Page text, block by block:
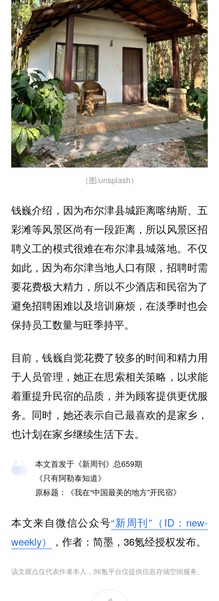
（图/unsplash）
钱巍介绍，因为布尔津县城距离喀纳斯、五
彩滩等风景区尚有一段距离，所以风景区招
聘义工的模式很难在布尔津县城落地。不仅
如此，因为布尔津当地人口有限，招聘时需
要花费极大精力，所以不少酒店和民宿为了
避免招聘困难以及培训麻烦，在淡季时也会
保持员工数量与旺季持平。
目前，钱巍自觉花费了较多的时间和精力用
于人员管理，她正在思索相关策略，以求能
着重提升民宿的品质，并为顾客提供更优服
务。同时，她还表示自己最喜欢的是家乡，
也计划在家乡继续生活下去。
本文首发于《新周刊》总659期
《只有阿勒泰知道》
原标题：《我在“中国最美的地方”开民宿》
本文来自微信公众号“新周刊”（ID：new-
weekly）
，作者：简墨，36氪经授权发布。
该文观点仅代表作者本人，36氪平台仅提供信息存储空间服务。